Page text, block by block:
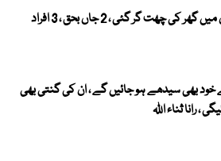
ڈیرہ غازی خان میں گھر کی چھت گر گئی ، 2 جاں بحق ، 3 افراد
خود بھی سیدھے ہو جائیں گے ، ان کی گنتی بھی
، رانا ثناء اللہ